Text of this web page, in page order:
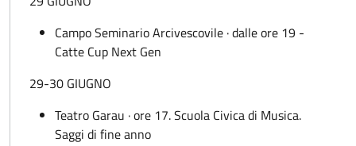
Campo Seminario Arcivescovile · dalle ore 19 -
Catte Cup Next Gen
29-30 GIUGNO
Teatro Garau · ore 17. Scuola Civica di Musica.
Saggi di fine anno